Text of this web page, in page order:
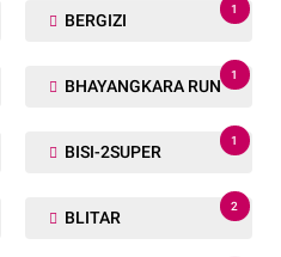
BERGIZI
1
BHAYANGKARA RUN
1
BISI-2SUPER
1
BLITAR
2